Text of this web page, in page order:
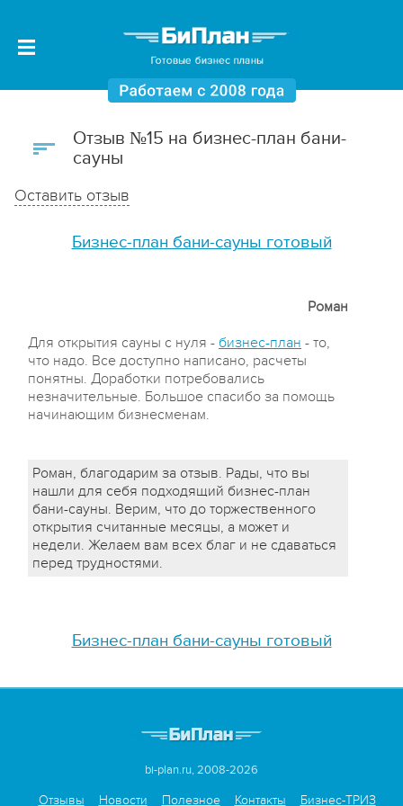
Отзыв №15 на бизнес-план бани-
сауны
Оставить отзыв
Бизнес-план бани-сауны готовый
Роман
Для открытия сауны с нуля - бизнес-план - то,
что надо. Все доступно написано, расчеты
понятны. Доработки потребовались
незначительные. Большое спасибо за помощь
начинающим бизнесменам.
Роман, благодарим за отзыв. Рады, что вы
нашли для себя подходящий бизнес-план
бани-сауны. Верим, что до торжественного
открытия считанные месяцы, а может и
недели. Желаем вам всех благ и не сдаваться
перед трудностями.
Бизнес-план бани-сауны готовый
bi-plan.ru, 2008-2026
Отзывы Новости Полезное Контакты Бизнес-ТРИЗ